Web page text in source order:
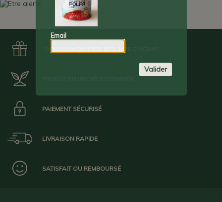
PAIEMENT SÉCURISÉ
LIVRAISON RAPIDE
SATISFAIT OU REMBOURSÉ
Email
Valider